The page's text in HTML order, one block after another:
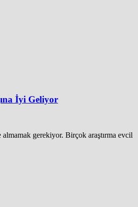
İyi Geliyor
almamak gerekiyor. Birçok araştırma evcil